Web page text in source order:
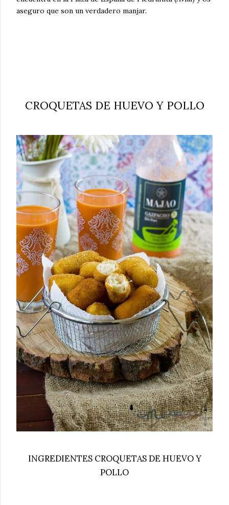
aseguro que son un verdadero manjar.
CROQUETAS DE HUEVO Y POLLO
INGREDIENTES CROQUETAS DE HUEVO Y
POLLO